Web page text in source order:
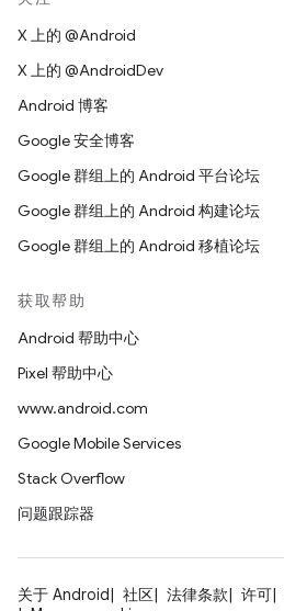
X 上的 @Android
X 上的 @AndroidDev
Android 博客
Google 安全博客
Google 群组上的 Android 平台论坛
Google 群组上的 Android 构建论坛
Google 群组上的 Android 移植论坛
获取帮助
Android 帮助中心
Pixel 帮助中心
www.android.com
Google Mobile Services
Stack Overflow
问题跟踪器
关于 Android 社区 法律条款 许可